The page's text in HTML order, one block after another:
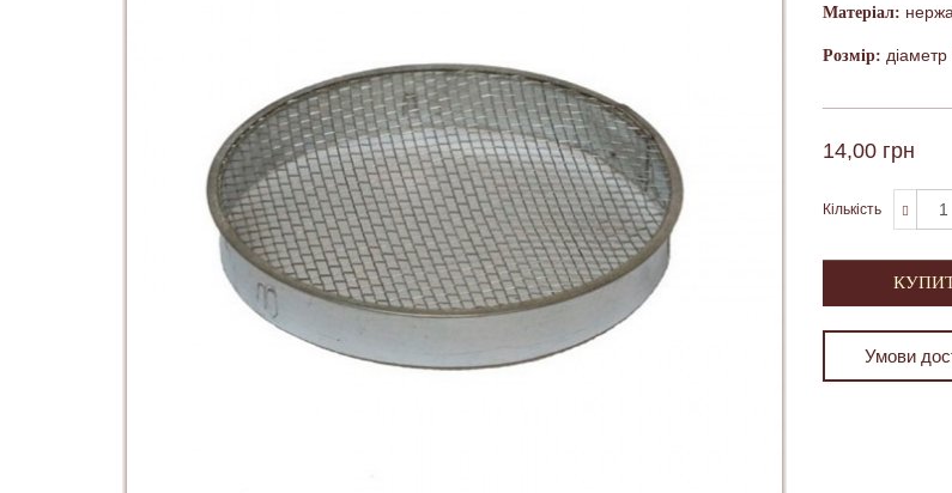
Матеріал:
Розмір:
14,00 грн
Кількість
Умови